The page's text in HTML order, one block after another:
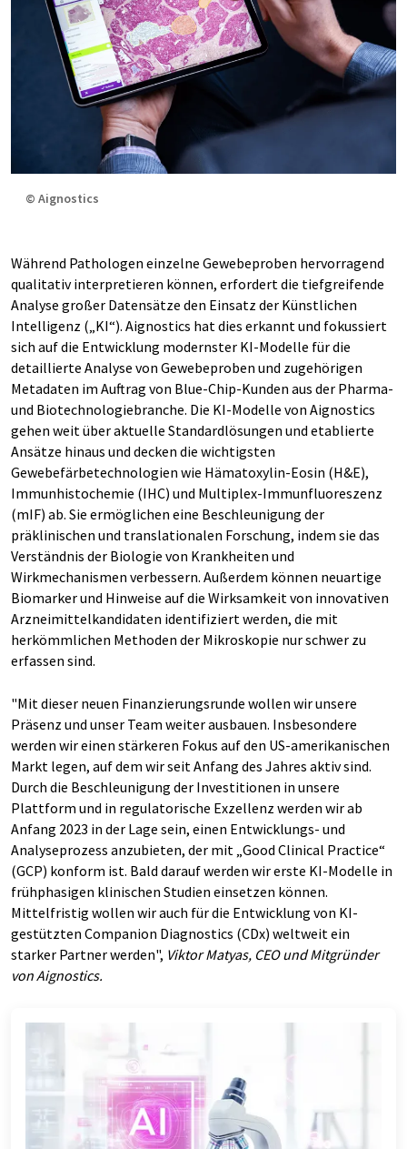
© Aignostics
Während Pathologen einzelne Gewebeproben hervorragend
qualitativ interpretieren können, erfordert die tiefgreifende
Analyse großer Datensätze den Einsatz der Künstlichen
Intelligenz („KI“). Aignostics hat dies erkannt und fokussiert
sich auf die Entwicklung modernster KI-Modelle für die
detaillierte Analyse von Gewebeproben und zugehörigen
Metadaten im Auftrag von Blue-Chip-Kunden aus der Pharma-
und Biotechnologiebranche. Die KI-Modelle von Aignostics
gehen weit über aktuelle Standardlösungen und etablierte
Ansätze hinaus und decken die wichtigsten
Gewebefärbetechnologien wie Hämatoxylin-Eosin (H&E),
Immunhistochemie (IHC) und Multiplex-Immunfluoreszenz
(mIF) ab. Sie ermöglichen eine Beschleunigung der
präklinischen und translationalen Forschung, indem sie das
Verständnis der Biologie von Krankheiten und
Wirkmechanismen verbessern. Außerdem können neuartige
Biomarker und Hinweise auf die Wirksamkeit von innovativen
Arzneimittelkandidaten identifiziert werden, die mit
herkömmlichen Methoden der Mikroskopie nur schwer zu
erfassen sind.
"Mit dieser neuen Finanzierungsrunde wollen wir unsere
Präsenz und unser Team weiter ausbauen. Insbesondere
werden wir einen stärkeren Fokus auf den US-amerikanischen
Markt legen, auf dem wir seit Anfang des Jahres aktiv sind.
Durch die Beschleunigung der Investitionen in unsere
Plattform und in regulatorische Exzellenz werden wir ab
Anfang 2023 in der Lage sein, einen Entwicklungs- und
Analyseprozess anzubieten, der mit „Good Clinical Practice“
(GCP) konform ist. Bald darauf werden wir erste KI-Modelle in
frühphasigen klinischen Studien einsetzen können.
Mittelfristig wollen wir auch für die Entwicklung von KI-
gestützten Companion Diagnostics (CDx) weltweit ein
starker Partner werden", Viktor Matyas, CEO und Mitgründer
von Aignostics.